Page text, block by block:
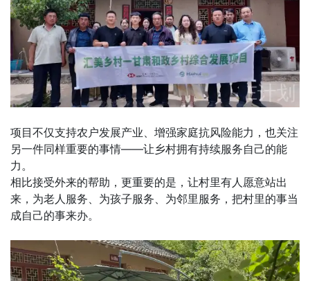
项目不仅支持农户发展产业、增强家庭抗风险能力，也关注
另一件同样重要的事情——让乡村拥有持续服务自己的能
力。
相比接受外来的帮助，更重要的是，让村里有人愿意站出
来，为老人服务、为孩子服务、为邻里服务，把村里的事当
成自己的事来办。